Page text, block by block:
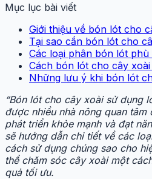
Mục lục bài viết
Giới thiệu về bón lót cho
Tại sao cần bón lót cho
Các loại phân bón lót
Cách bón lót cho cây
Những lưu ý khi bón lót
“Bón lót cho cây xoài sử dụng
được nhiều nhà nông quan
phát triển khỏe mạnh và đạt
sẽ hướng dẫn chi tiết về các
cách sử dụng chúng sao cho
thể chăm sóc cây xoài một
quả tối ưu.